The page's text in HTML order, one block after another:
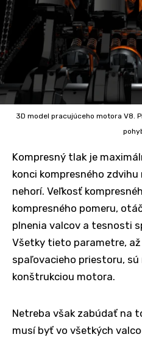
3D model pracujúceho motora V8.
Kompresný tlak je
konci kompresného
nehorí. Veľkosť
kompresného pomeru,
plnenia valcov a tesnosti
Všetky tieto parametre,
spaľovacieho priestoru, sú
konštrukciou motora.
Netreba však zabúdať na
musí byť vo všetkých